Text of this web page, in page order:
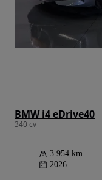
BMW i4 eDrive40
340 cv
3 954 km
2026